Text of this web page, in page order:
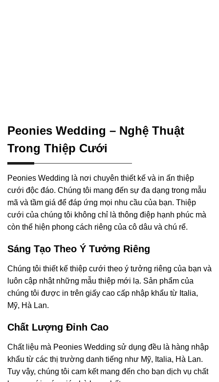
Peonies Wedding – Nghệ Thuật
Trong Thiệp Cưới
Peonies Wedding là nơi chuyên thiết kế và in ấn thiệp
cưới độc đáo. Chúng tôi mang đến sự đa dạng trong mẫu
mã và tầm giá để đáp ứng mọi nhu cầu của bạn. Thiệp
cưới của chúng tôi không chỉ là thông điệp hạnh phúc mà
còn thể hiện phong cách riêng của cô dâu và chú rể.
Sáng Tạo Theo Ý Tưởng Riêng
Chúng tôi thiết kế thiệp cưới theo ý tưởng riêng của bạn và
luôn cập nhật những mẫu thiệp mới lạ. Sản phẩm của
chúng tôi được in trên giấy cao cấp nhập khẩu từ Italia,
Mỹ, Hà Lan.
Chất Lượng Đỉnh Cao
Chất liệu mà Peonies Wedding sử dụng đều là hàng nhập
khẩu từ các thị trường danh tiếng như Mỹ, Italia, Hà Lan.
Tuy vậy, chúng tôi cam kết mang đến cho bạn dịch vụ chất